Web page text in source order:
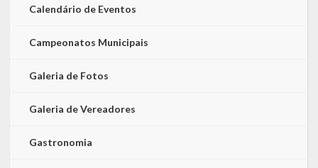
Gestão Interna – GOVBR (Sistema)
Gestão Saúde – GOVBR
Gestão Educação – Educar Web
Calendário de Eventos
Campeonatos Municipais
Galeria de Fotos
Galeria de Vereadores
Gastronomia